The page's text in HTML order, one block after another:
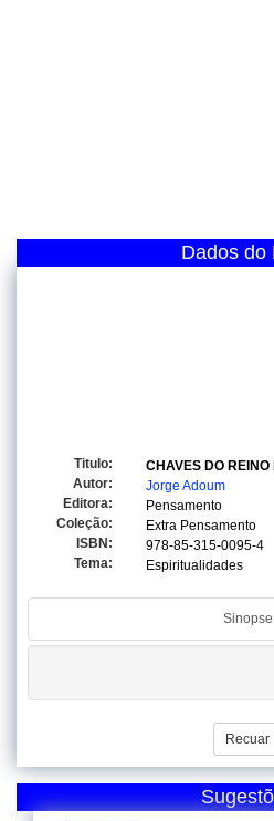
Dados do
Titulo:
CHAVES DO REINO
Autor:
Jorge Adoum
Editora:
Pensamento
Coleção:
Extra Pensamento
ISBN:
978-85-315-0095-4
Tema:
Espiritualidades
Sinopse
Recuar